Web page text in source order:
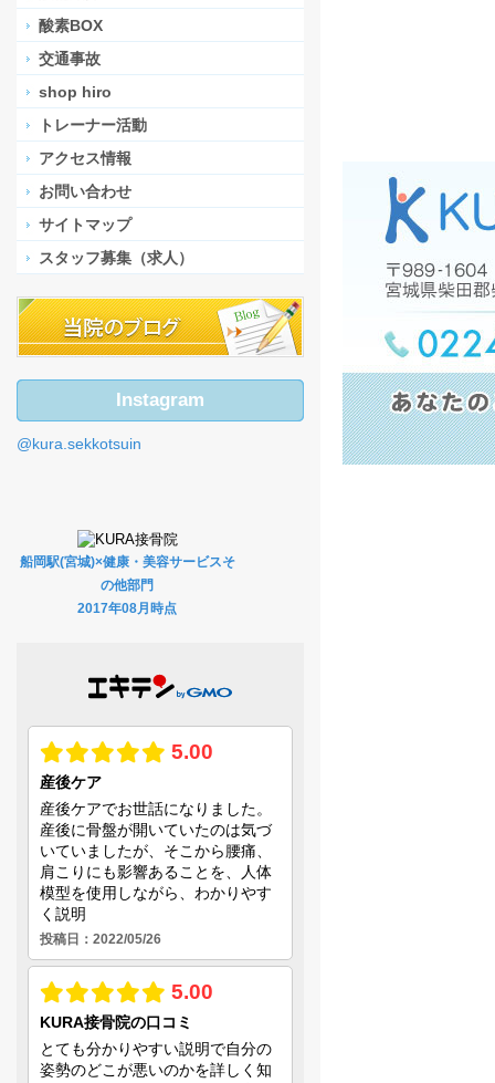
酸素BOX
交通事故
shop hiro
トレーナー活動
アクセス情報
お問い合わせ
サイトマップ
スタッフ募集（求人）
Instagram
@kura.sekkotsuin
船岡駅(宮城)×健康・美容サービスそ
の他部門
2017年08月時点